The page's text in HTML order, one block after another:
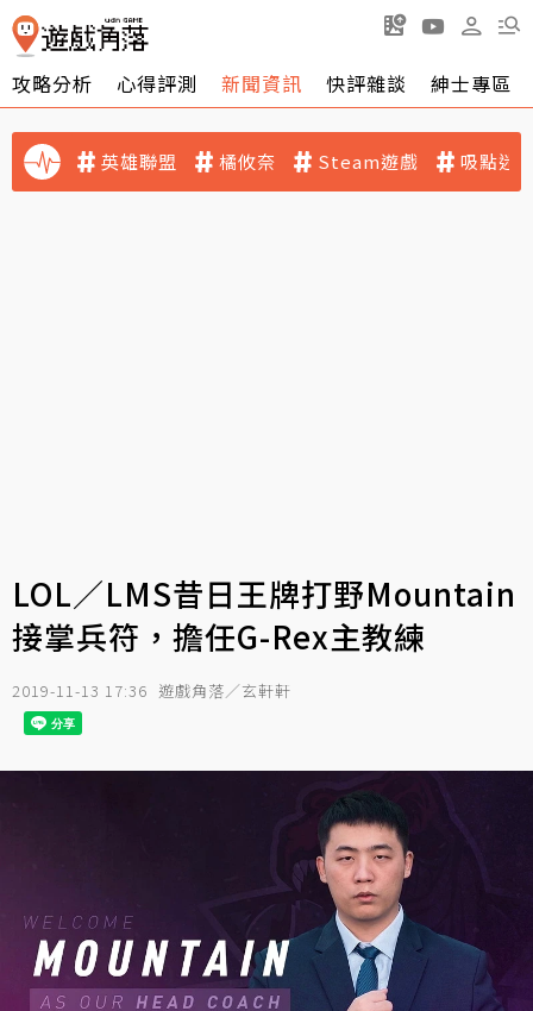
攻略分析 心得評測 新聞資訊 快評雜談 紳士專區
英雄聯盟 橘攸奈 Steam遊戲 吸點迷
LOL／LMS昔日王牌打野Mountain
接掌兵符，擔任G-Rex主教練
2019-11-13 17:36 遊戲角落／玄軒軒